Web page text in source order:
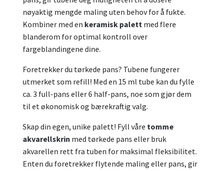
nøyaktig mengde maling uten behov for å fukte.
Kombiner med en keramisk palett med flere
blanderom for optimal kontroll over
fargeblandingene dine.
Foretrekker du tørkede pans? Tubene fungerer
utmerket som refill! Med en 15 ml tube kan du fylle
ca. 3 full-pans eller 6 half-pans, noe som gjør dem
til et økonomisk og bærekraftig valg.
Skap din egen, unike palett! Fyll våre tomme
akvarellskrin med tørkede pans eller bruk
akvarellen rett fra tuben for maksimal fleksibilitet.
Enten du foretrekker flytende maling eller pans, gir